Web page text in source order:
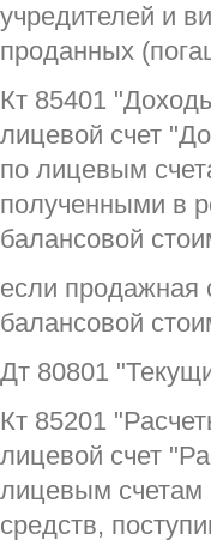
учредителей и
проданных
Кт 85401
лицевой счет
по лицевым
полученными в
балансовой
если продажная
балансовой
Дт 80801
Кт 85201
лицевой счет
лицевым счетам
средств,